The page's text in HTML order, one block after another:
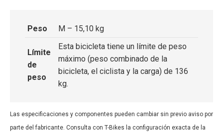
Peso M – 15,10 kg
Límite
de
peso
Esta bicicleta tiene un límite de peso
máximo (peso combinado de la
bicicleta, el ciclista y la carga) de 136
kg.
Las especificaciones y componentes pueden cambiar sin previo aviso por
parte del fabricante. Consulta con T-Bikes la configuración exacta de la